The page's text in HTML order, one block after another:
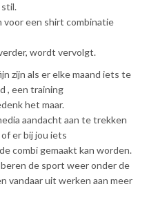
stil.
een shirt combinatie
wordt vervolgt.
zijn als er elke maand iets te
, een training
het maar.
aandacht aan te trekken
er bij jou iets
combi gemaakt kan worden.
de sport weer onder de
vandaar uit werken aan meer